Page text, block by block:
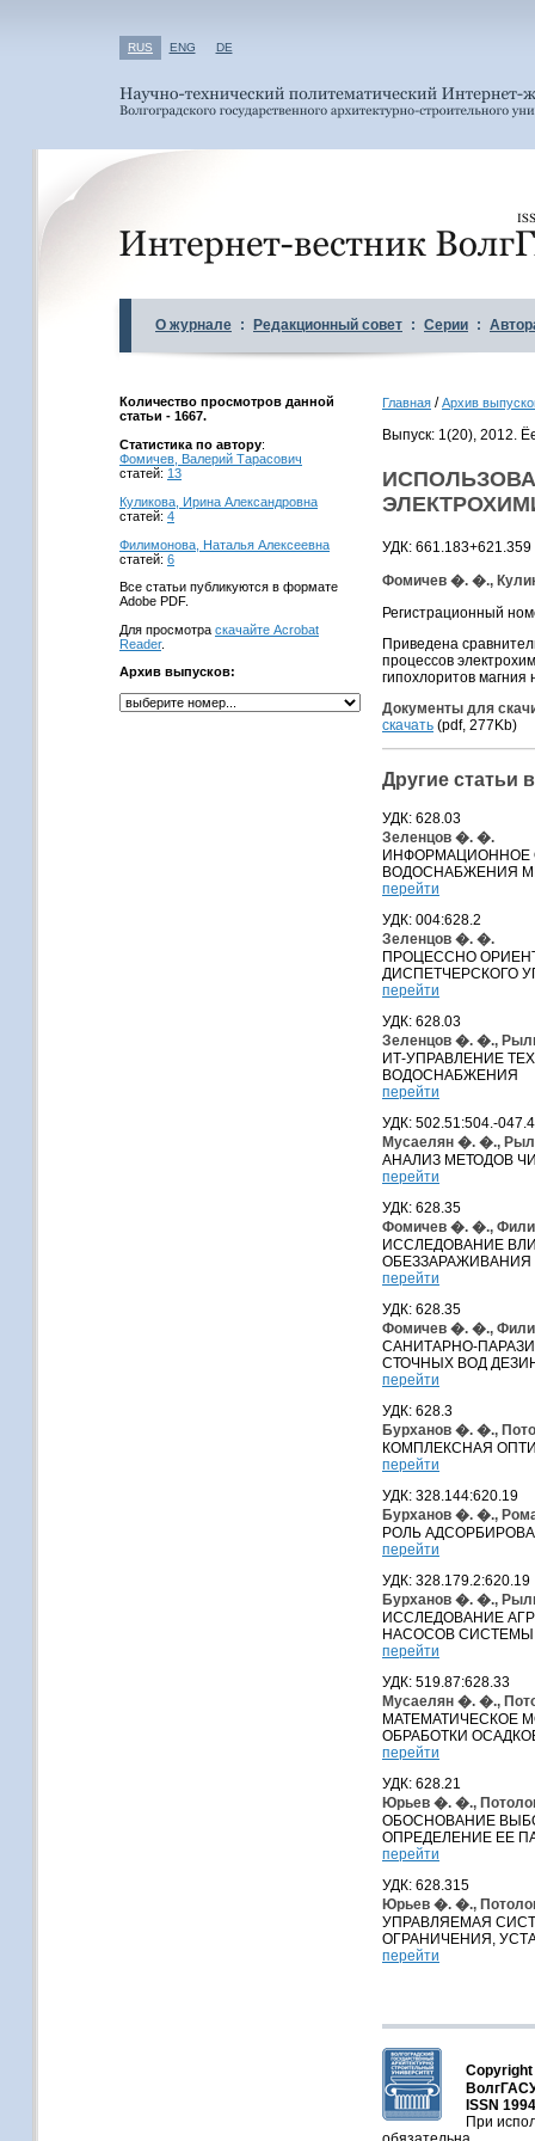
RUS ENG DE
О журнале : Редакционный совет : Серии :
Количество просмотров данной
статьи - 1667.
Статистика по автору:
Фомичев, Валерий Тарасович
статей: 13
Куликова, Ирина Александровна
статей: 4
Филимонова, Наталья Алексеевна
статей: 6
Все статьи публикуются в формате
Adobe PDF.
Для просмотра скачайте Acrobat
Reader.
Архив выпусков:
Главная /Архив
Выпуск: 1(20), 2012.
УДК: 661.183+621.359
Фомичев �. �.,
Регистрационный
Приведена
процессов
гипохлоритов
Документы для
скачать (pdf, 277Kb)
Другие статьи
УДК: 628.03
Зеленцов �. �.
ИНФОРМАЦИОННОЕ
ВОДОСНАБЖЕНИЯ
перейти
УДК: 004:628.2
Зеленцов �. �.
ПРОЦЕССНО
ДИСПЕТЧЕРСКОГО
перейти
УДК: 628.03
Зеленцов �. �.,
ИТ-УПРАВЛЕНИЕ
ВОДОСНАБЖЕНИЯ
перейти
УДК: 502.51:504.-
Мусаелян �. �.,
АНАЛИЗ МЕТОДОВ
перейти
УДК: 628.35
Фомичев �. �.,
ИССЛЕДОВАНИЕ
перейти
УДК: 628.35
Фомичев �. �.,
САНИТАРНО-
СТОЧНЫХ ВОД
перейти
УДК: 628.3
Бурханов �. �.,
КОМПЛЕКСНАЯ
перейти
УДК: 328.144:620.19
Бурханов �. �.,
РОЛЬ
перейти
УДК: 328.179.2:620.19
Бурханов �. �.,
ИССЛЕДОВАНИЕ
НАСОСОВ
перейти
УДК: 519.87:628.33
Мусаелян �. �.,
МАТЕМАТИЧЕСКОЕ
ОБРАБОТКИ
перейти
УДК: 628.21
Юрьев �. �.,
ОБОСНОВАНИЕ
ОПРЕДЕЛЕНИЕ ЕЕ
перейти
УДК: 628.315
Юрьев �. �.,
УПРАВЛЯЕМАЯ
ОГРАНИЧЕНИЯ,
перейти
Copyright
ISSN
При